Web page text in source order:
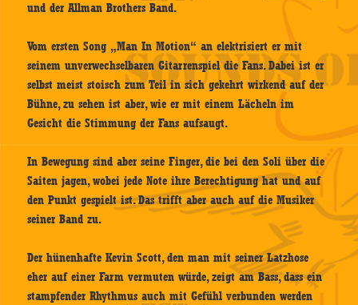
und der Allman Brothers Band.
Vom ersten Song „Man In Motion“ an elektrisiert er mit
seinem unverwechselbaren Gitarrenspiel die Fans. Dabei ist er
selbst meist stoisch zum Teil in sich gekehrt wirkend auf der
Bühne, zu sehen ist aber, wie er mit einem Lächeln im
Gesicht die Stimmung der Fans aufsaugt.
In Bewegung sind aber seine Finger, die bei den Soli über die
Saiten jagen, wobei jede Note ihre Berechtigung hat und auf
den Punkt gespielt ist. Das trifft aber auch auf die Musiker
seiner Band zu.
Der hünenhafte Kevin Scott, den man mit seiner Latzhose
eher auf einer Farm vermuten würde, zeigt am Bass, dass ein
stampfender Rhythmus auch mit Gefühl verbunden werden